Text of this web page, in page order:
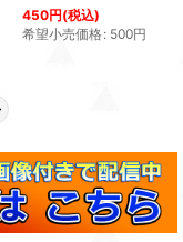
450円(税込)
希望小売価格: 500円